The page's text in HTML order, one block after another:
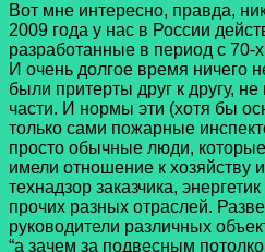
Вот мне интересно, правда,
2009 года у нас в России
разработанные в период с 70-
И очень долгое время ничего
были притерты друг к другу,
части. И нормы эти (хотя бы
только сами пожарные
просто обычные люди,
имели отношение к хозяйству
технадзор заказчика,
прочих разных отраслей.
руководители различных
“а зачем за подвесным